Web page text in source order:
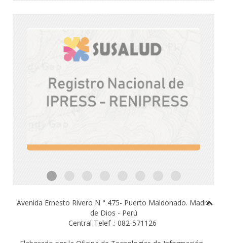
Avenida Ernesto Rivero N ° 475- Puerto Maldonado. Madre
de Dios - Perú
Central Telef .: 082-571126